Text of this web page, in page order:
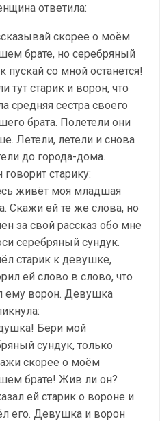
ответила:
скорее о моём
брате, но серебряный
пускай со мной останется!
тут старик и ворон, что
средняя сестра своего
брата. Полетели они
Летели, летели и снова
до города-дома.
говорит старику:
живёт моя младшая
Скажи ей те же слова, но
за свой рассказ обо мне
серебряный сундук.
старик к девушке,
ей слово в слово, что
ему ворон. Девушка
Бери мой
сундук, только
скорее о моём
брате! Жив ли он?
ей старик о вороне и
его. Девушка и ворон